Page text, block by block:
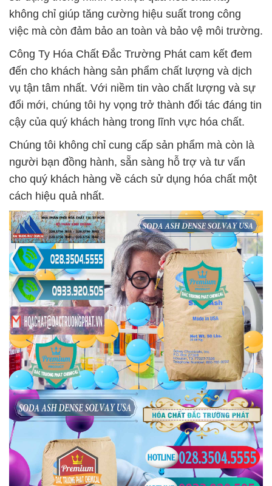
không chỉ giúp tăng cường hiệu suất trong công
việc mà còn đảm bảo an toàn và bảo vệ môi trường.
Công Ty Hóa Chất Đắc Trường Phát cam kết đem
đến cho khách hàng sản phẩm chất lượng và dịch
vụ tận tâm nhất. Với niềm tin vào chất lượng và sự
đổi mới, chúng tôi hy vọng trở thành đối tác đáng tin
cậy của quý khách hàng trong lĩnh vực hóa chất.
Chúng tôi không chỉ cung cấp sản phẩm mà còn là
người bạn đồng hành, sẵn sàng hỗ trợ và tư vấn
cho quý khách hàng về cách sử dụng hóa chất một
cách hiệu quả nhất.